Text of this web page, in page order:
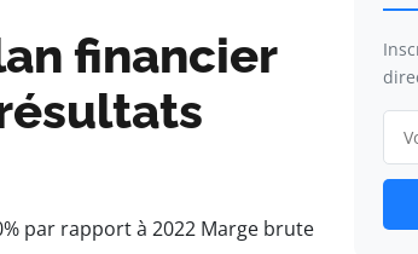
financier
par rapport à 2022 Marge brute